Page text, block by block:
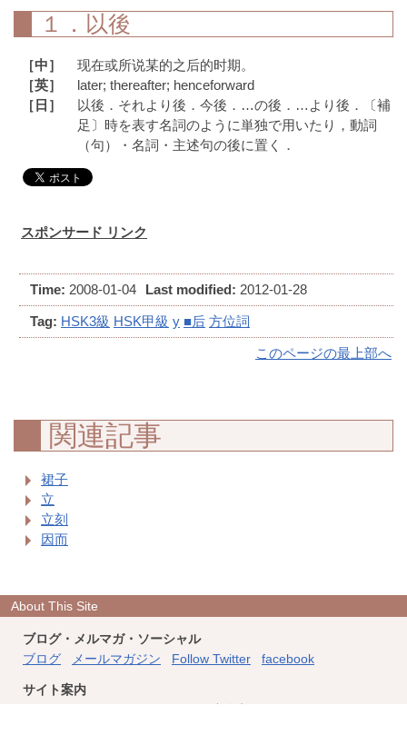
１．以後
［中］
现在或所说某的之后的时期。
［英］
later; thereafter; henceforward
［日］
以後．それより後．今後．…の後．…より後．〔補
足〕時を表す名詞のように単独で用いたり，動詞
（句）・名詞・主述句の後に置く．
スポンサード リンク
Time: 2008-01-04 Last modified: 2012-01-28
Tag: HSK3級 HSK甲級 y ■后 方位詞
このページの最上部へ
関連記事
裙子
立
立刻
因而
About This Site
ブログ・メルマガ・ソーシャル
ブログ
メールマガジン Follow Twitter facebook
サイト案内